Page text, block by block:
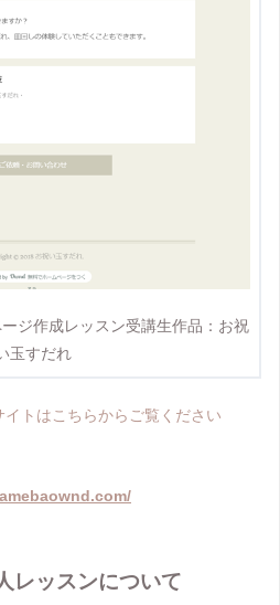
ジ作成レッスン受講生作品：お祝
玉すだれ
イトはこちらからご覧ください
レッスンについて